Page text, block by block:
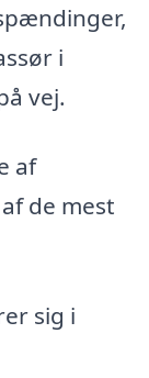
i
vej.
af
de mest
sig i